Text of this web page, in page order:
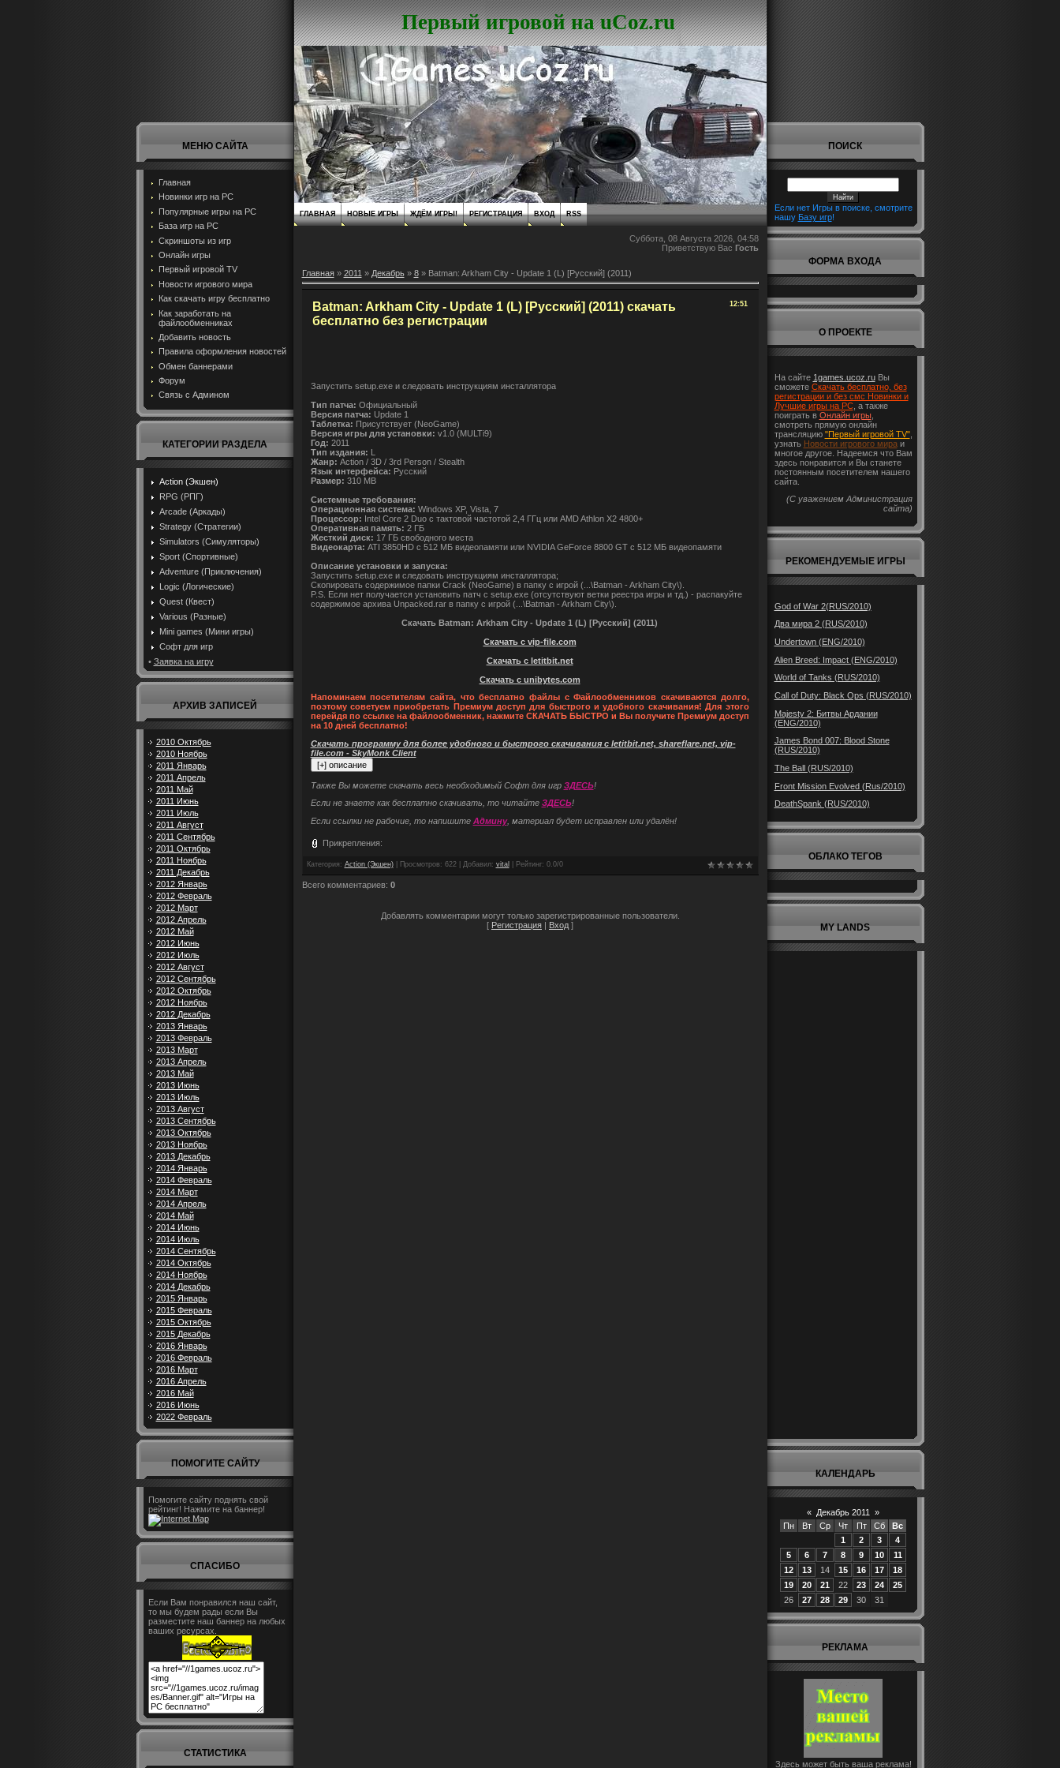
МЕНЮ САЙТА
Главная
Новинки игр на PC
Популярные игры на PC
База игр на РС
Скриншоты из игр
Онлайн игры
Первый игровой TV
Новости игрового мира
Как скачать игру бесплатно
Как заработать на
файлообменниках
Добавить новость
Правила оформления новостей
Обмен баннерами
Форум
Связь с Админом
КАТЕГОРИИ РАЗДЕЛА
Action (Экшен)
RPG (РПГ)
Arcade (Аркады)
Strategy (Стратегии)
Simulators (Симуляторы)
Sport (Спортивные)
Adventure (Приключения)
Logic (Логические)
Quest (Квест)
Various (Разные)
Mini games (Мини игры)
Софт для игр
• Заявка на игру
АРХИВ ЗАПИСЕЙ
2010 Октябрь
2010 Ноябрь
2011 Январь
2011 Апрель
2011 Май
2011 Июнь
2011 Июль
2011 Август
2011 Сентябрь
2011 Октябрь
2011 Ноябрь
2011 Декабрь
2012 Январь
2012 Февраль
2012 Март
2012 Апрель
2012 Май
2012 Июнь
2012 Июль
2012 Август
2012 Сентябрь
2012 Октябрь
2012 Ноябрь
2012 Декабрь
2013 Январь
2013 Февраль
2013 Март
2013 Апрель
2013 Май
2013 Июнь
2013 Июль
2013 Август
2013 Сентябрь
2013 Октябрь
2013 Ноябрь
2013 Декабрь
2014 Январь
2014 Февраль
2014 Март
2014 Апрель
2014 Май
2014 Июнь
2014 Июль
2014 Сентябрь
2014 Октябрь
2014 Ноябрь
2014 Декабрь
2015 Январь
2015 Февраль
2015 Октябрь
2015 Декабрь
2016 Январь
2016 Февраль
2016 Март
2016 Апрель
2016 Май
2016 Июнь
2022 Февраль
ПОМОГИТЕ САЙТУ
Помогите сайту поднять свой
рейтинг! Нажмите на баннер!
СПАСИБО
Если Вам понравился наш сайт,
то мы будем рады если Вы
разместите наш баннер на любых
ваших ресурсах.
СТАТИСТИКА
Первый игровой на uCoz.ru
ГЛАВНАЯ НОВЫЕ ИГРЫ ЖДЁМ ИГРЫ! РЕГИСТРАЦИЯ ВХОД RSS
Суббота, 08 Августа 2026, 04:58
Приветствую Вас Гость
Главная» 2011 » Декабрь » 8» Batman: Arkham City - Update 1 (L) [Русский] (2011)
12:51
Batman: Arkham City - Update 1 (L) [Русский] (2011) скачать
бесплатно без регистрации
Запустить setup.exe и следовать инструкциям инсталлятора
Тип патча: Официальный
Версия патча: Update 1
Таблетка: Присутствует (NeoGame)
Версия игры для установки: v1.0 (MULTi9)
Год: 2011
Тип издания: L
Жанр: Action / 3D / 3rd Person / Stealth
Язык интерфейса: Русский
Размер: 310 MB
Системные требования:
Операционная система: Windows XP, Vista, 7
Процессор: Intel Core 2 Duo с тактовой частотой 2,4 ГГц или AMD Athlon X2 4800+
Оперативная память: 2 ГБ
Жесткий диск: 17 ГБ свободного места
Видеокарта: ATI 3850HD с 512 МБ видеопамяти или NVIDIA GeForce 8800 GT с 512 МБ видеопамяти
Описание установки и запуска:
Запустить setup.exe и следовать инструкциям инсталлятора;
Скопировать содержимое папки Crack (NeoGame) в папку с игрой (...\Batman - Arkham City\).
P.S. Если нет получается установить патч с setup.exe (отсутствуют ветки реестра игры и тд.) - распакуйте
содержимое архива Unpacked.rar в папку с игрой (...\Batman - Arkham City\).
Скачать Batman: Arkham City - Update 1 (L) [Русский] (2011)
Скачать с vip-file.com
Скачать с letitbit.net
Скачать с unibytes.com
Напоминаем посетителям сайта, что бесплатно файлы с Файлообменников скачиваются долго,
поэтому советуем приобретать Премиум доступ для быстрого и удобного скачивания! Для этого
перейдя по ссылке на файлообменник, нажмите СКАЧАТЬ БЫСТРО и Вы получите Премиум доступ
на 10 дней бесплатно!
Скачать программу для более удобного и быстрого скачивания с letitbit.net, shareflare.net, vip-
file.com - SkyMonk Client
Также Вы можете скачать весь необходимый Софт для игр ЗДЕСЬ!
Если не знаете как бесплатно скачивать, то читайте ЗДЕСЬ!
Если ссылки не рабочие, то напишите Админу, материал будет исправлен или удалён!
Прикрепления:
Категория : Action (Экшен)| Просмотров: 622 | Добавил: vital Рейтинг: 0.0/0
Всего комментариев: 0
Добавлять комментарии могут только зарегистрированные пользователи.
[ Регистрация | Вход ]
ПОИСК
Если нет Игры в поиске, смотрите
нашу Базу игр!
ФОРМА ВХОДА
О ПРОЕКТЕ
На сайте 1games.ucoz.ruВы
сможете Скачать бесплатно, без
регистрации и без смс Новинки и
Лучшие игры на PC, а также
поиграть в Онлайн игры,
смотреть прямую онлайн
трансляцию "Первый игровой TV",
узнать Новости игрового мираи
многое другое. Надеемся что Вам
здесь понравится и Вы станете
постоянным посетителем нашего
сайта.
(С уважением Администрация
сайта)
РЕКОМЕНДУЕМЫЕ ИГРЫ
God of War 2(RUS/2010)
Два мира 2 (RUS/2010)
Undertown (ENG/2010)
Alien Breed: Impact (ENG/2010)
World of Tanks (RUS/2010)
Call of Duty: Black Ops (RUS/2010)
Majesty 2: Битвы Ардании
(ENG/2010)
James Bond 007: Blood Stone
(RUS/2010)
The Ball (RUS/2010)
Front Mission Evolved (Rus/2010)
DeathSpank (RUS/2010)
ОБЛАКО ТЕГОВ
MY LANDS
КАЛЕНДАРЬ
« Декабрь 2011
»
Пн
Вт Ср Чт Пт Сб
Вс
1
2 3
4
5
6 7 8 9 10
11
12
13 14 15 16 17
18
19
20 21 22 23 24
25
26
27 28 29 30 31
РЕКЛАМА
Здесь может быть ваша реклама!